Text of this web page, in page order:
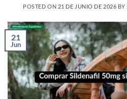
POSTED ON 21 DE JUNIO DE 2026 BY
21
Jun